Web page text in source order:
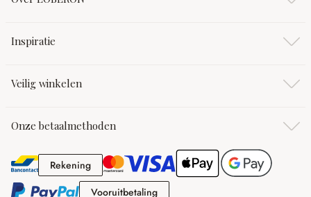
Inspiratie
Veilig winkelen
Onze betaalmethoden
RekeningRekening
VooruitbetalingVooruitbetaling